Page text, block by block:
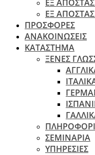
EΞ
ΕΞ
ΠΡΟΣΦΟΡΕΣ
ΑΝΑΚΟΙΝΩΣΕΙΣ
ΚΑΤΑΣΤΗΜΑ
ΞΕΝΕΣ
ΣΕΜΙΝΑΡΙΑ
ΥΠΗΡΕΣΙΕΣ